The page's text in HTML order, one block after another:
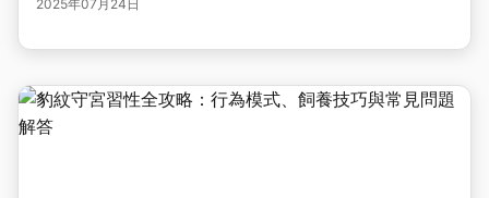
2025年07月24日